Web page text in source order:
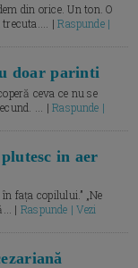
din orice. Un ton. O
trecuta.... |Raspunde |
doar parinti
ceva ce nu se
... |Raspunde |
in aer
fața copilului.” „Ne
| Raspunde | Vezi